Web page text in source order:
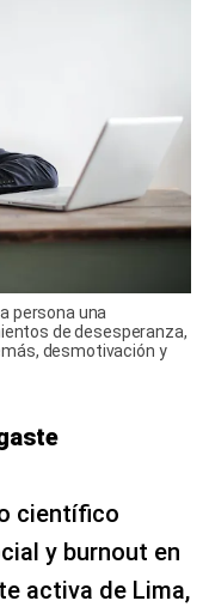
persona una
de desesperanza,
desmotivación y
científico
y burnout en
activa de Lima,